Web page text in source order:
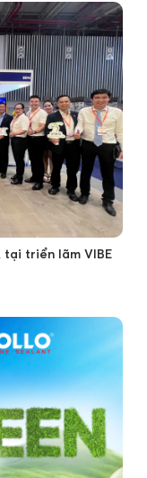
tại triển lãm VIBE